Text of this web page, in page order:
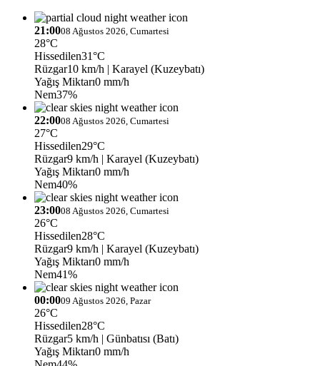
21:0008 Ağustos 2026, Cumartesi
28°C
Hissedilen31°C
Rüzgar10 km/h | Karayel (Kuzeybatı)
Yağış Miktarı0 mm/h
Nem37%
22:0008 Ağustos 2026, Cumartesi
27°C
Hissedilen29°C
Rüzgar9 km/h | Karayel (Kuzeybatı)
Yağış Miktarı0 mm/h
Nem40%
23:0008 Ağustos 2026, Cumartesi
26°C
Hissedilen28°C
Rüzgar9 km/h | Karayel (Kuzeybatı)
Yağış Miktarı0 mm/h
Nem41%
00:0009 Ağustos 2026, Pazar
26°C
Hissedilen28°C
Rüzgar5 km/h | Günbatısı (Batı)
Yağış Miktarı0 mm/h